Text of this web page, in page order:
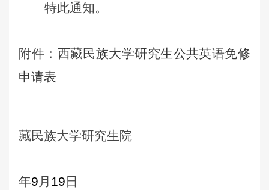
特此通知。
附件： 西藏民族大学研究生公共英语免修
申请表
藏民族大学研究生院
年9月 19 日